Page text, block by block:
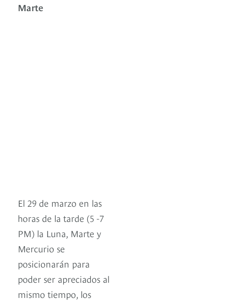
Marte
El 29 de marzo en las
horas de la tarde (5 -7
PM) la Luna, Marte y
Mercurio se
posicionarán para
poder ser apreciados al
mismo tiempo, los